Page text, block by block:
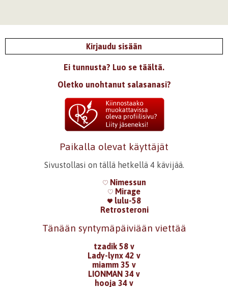
Kirjaudu sisään
Ei tunnusta? Luo se täältä.
Oletko unohtanut salasanasi?
Paikalla olevat käyttäjät
Sivustollasi on tällä hetkellä 4 kävijää.
Nimessun
Mirage
lulu-58
Retrosteroni
Tänään syntymäpäiviään viettää
tzadik 58 v
Lady-lynx 42 v
miamm 35 v
LIONMAN 34 v
hooja 34 v